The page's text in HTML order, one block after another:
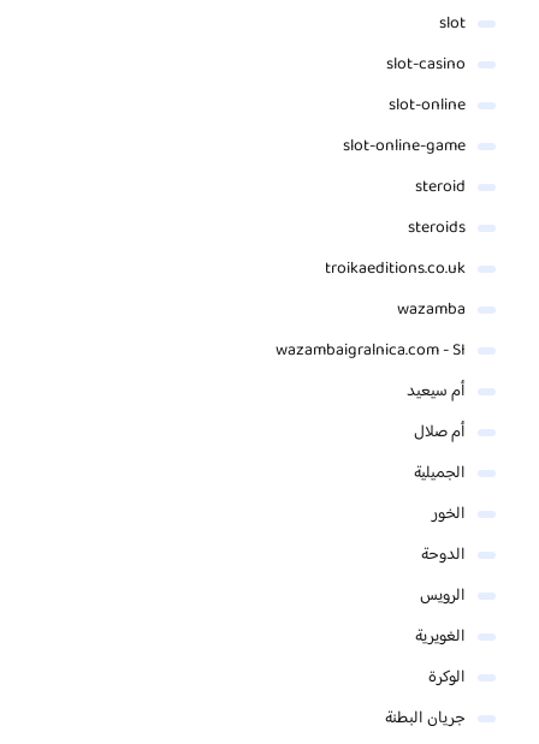
slot
slot-casino
slot-online
slot-online-game
steroid
steroids
troikaeditions.co.uk
wazamba
wazambaigralnica.com - SI
أم سيعيد
أم صلال
الجميلية
الخور
الدوحة
الرويس
الغويرية
الوكرة
جريان البطنة